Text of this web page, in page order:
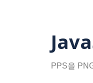
PPS을